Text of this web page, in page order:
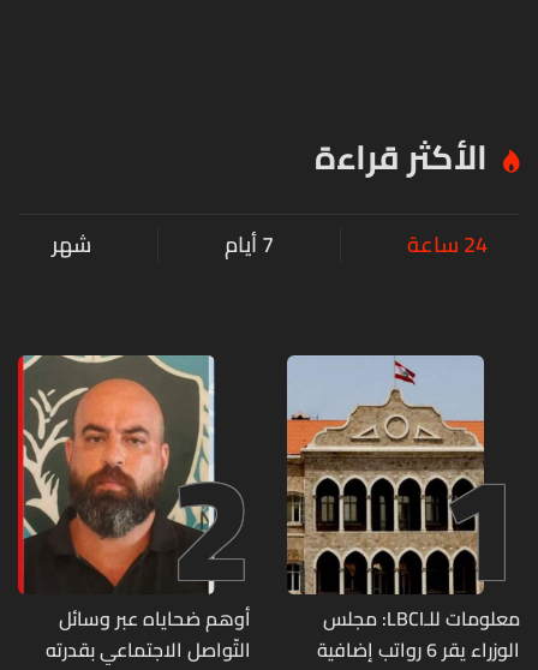
الأكثر قراءة
24 ساعة 7 أيام شهر
1
معلومات للـLBCI: مجلس
الوزراء يقر 6 رواتب إضافية
2
أوهم ضحاياه عبر وسائل
التّواصل الاجتماعي بقدرته